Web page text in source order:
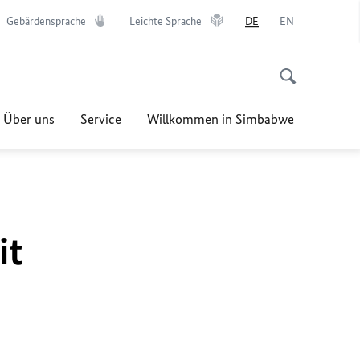
Gebärdensprache Leichte Sprache DE EN
Über uns Service Willkommen in Simbabwe